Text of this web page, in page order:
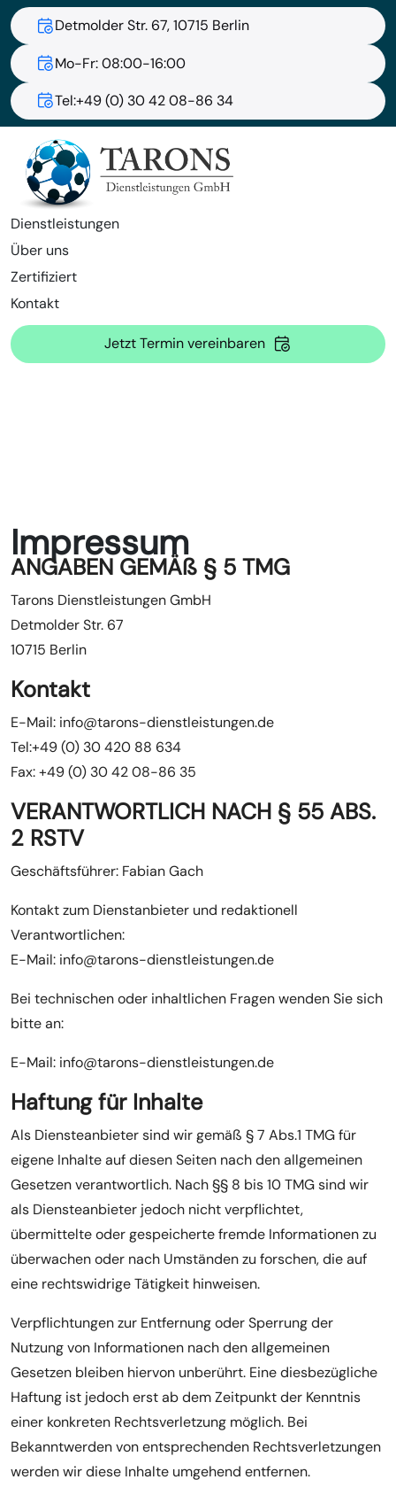
Detmolder Str. 67, 10715 Berlin
Mo-Fr: 08:00-16:00
Tel:+49 (0) 30 42 08-86 34
Dienstleistungen
Über uns
Zertifiziert
Kontakt
Jetzt Termin vereinbaren
Impressum
ANGABEN GEMÄß § 5 TMG
Tarons Dienstleistungen GmbH
Detmolder Str. 67
10715 Berlin
Kontakt
E-Mail: info@tarons-dienstleistungen.de
Tel:+49 (0) 30 420 88 634
Fax: +49 (0) 30 42 08-86 35
VERANTWORTLICH NACH § 55 ABS.
2 RSTV
Geschäftsführer: Fabian Gach
Kontakt zum Dienstanbieter und redaktionell
Verantwortlichen:
E-Mail: info@tarons-dienstleistungen.de
Bei technischen oder inhaltlichen Fragen wenden Sie sich
bitte an:
E-Mail: info@tarons-dienstleistungen.de
Haftung für Inhalte
Als Diensteanbieter sind wir gemäß § 7 Abs.1 TMG für
eigene Inhalte auf diesen Seiten nach den allgemeinen
Gesetzen verantwortlich. Nach §§ 8 bis 10 TMG sind wir
als Diensteanbieter jedoch nicht verpflichtet,
übermittelte oder gespeicherte fremde Informationen zu
überwachen oder nach Umständen zu forschen, die auf
eine rechtswidrige Tätigkeit hinweisen.
Verpflichtungen zur Entfernung oder Sperrung der
Nutzung von Informationen nach den allgemeinen
Gesetzen bleiben hiervon unberührt. Eine diesbezügliche
Haftung ist jedoch erst ab dem Zeitpunkt der Kenntnis
einer konkreten Rechtsverletzung möglich. Bei
Bekanntwerden von entsprechenden Rechtsverletzungen
werden wir diese Inhalte umgehend entfernen.